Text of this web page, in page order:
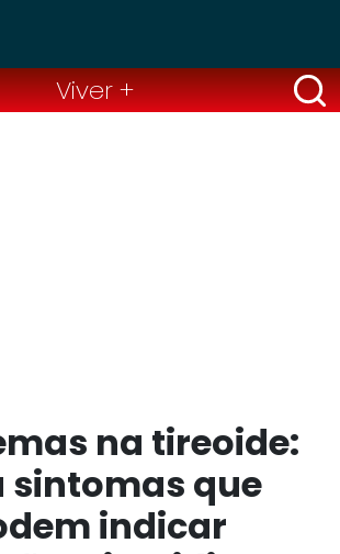
Viver +
na tireoide:
sintomas que
indicar